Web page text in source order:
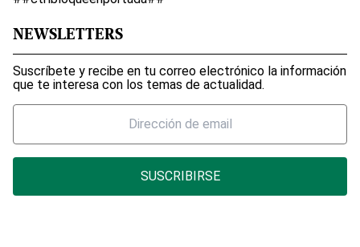
NEWSLETTERS
Suscríbete y recibe en tu correo electrónico la información
que te interesa con los temas de actualidad.
SUSCRIBIRSE